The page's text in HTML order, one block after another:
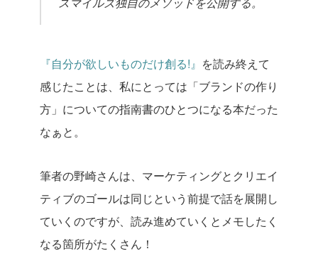
『自分が欲しいものだけ創る!』 を読み終えて
感じたことは、私にとっては「ブランドの作り
方」についての指南書のひとつになる本だった
なぁと。
筆者の野崎さんは、マーケティングとクリエイ
ティブのゴールは同じという前提で話を展開し
ていくのですが、読み進めていくとメモしたく
なる箇所がたくさん！